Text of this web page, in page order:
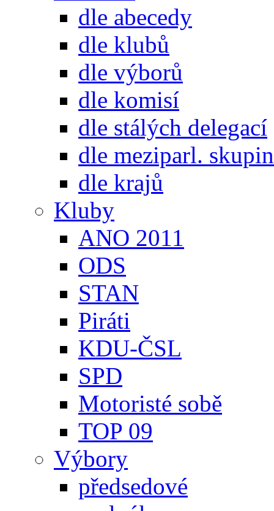
dle abecedy
dle klubů
dle výborů
dle komisí
dle stálých delegací
dle meziparl. skupin
dle krajů
Kluby
ANO 2011
ODS
STAN
Piráti
KDU-ČSL
SPD
Motoristé sobě
TOP 09
Výbory
předsedové